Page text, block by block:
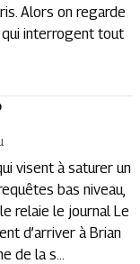
Alors on regarde
interrogent tout
visent à saturer un
bas niveau,
relaie le journal Le
d’arriver à Brian
de la s...